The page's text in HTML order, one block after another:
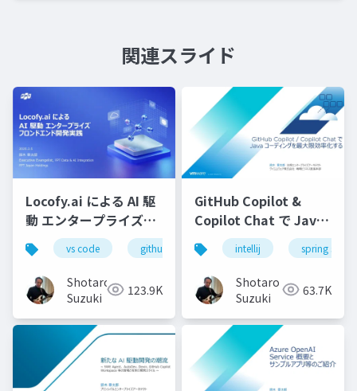
関連スライド
Locofy.ai による AI 駆
動 エンタープライズフ
ロンドエンド開発実践-
s
vs code github copilot gemini locofy.ai
Shotaro
Suzuki
123.9K
GitHub Copilot &
Copilot Chat で Java
コーディングを最大限
効率化する-配布用
intellij spring starter
Shotaro
Suzuki
63.7K